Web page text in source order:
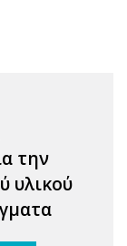
την
υλικού